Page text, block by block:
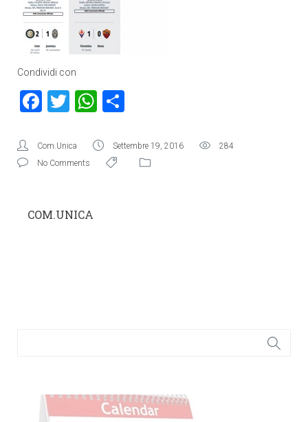
Condividi con
Facebook
TwitterWhatsApp
Com.Unica Settembre 19, 2016
284
No Comments
COM.UNICA